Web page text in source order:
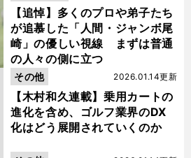
【追悼】多くのプロや弟子たち
が追慕した「人間・ジャンボ尾
崎」の優しい視線 まずは普通
の人々の側に立つ
【木村和久連載】乗用カートの
進化を含め、ゴルフ業界のDX
化はどう展開されていくのか
2026.01.14更新
その他